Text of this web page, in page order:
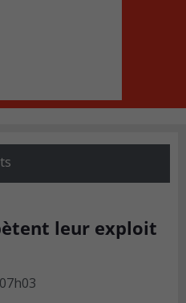
leur exploit